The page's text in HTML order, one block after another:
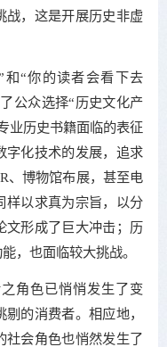
战，这是开展历史非虚
“你的读者会看下去
公众选择“历史文化产
业历史书籍面临的表征
字化技术的发展，追求
、博物馆布展，甚至电
样以求真为宗旨，以分
文形成了巨大冲击；历
，也面临较大挑战。
角色已悄悄发生了变
的消费者。相应地，
社会角色也悄然发生了